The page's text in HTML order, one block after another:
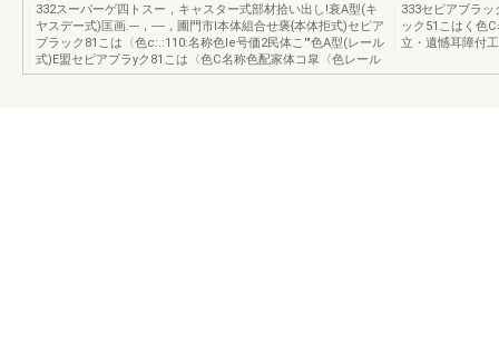
332スーパーゲ四トスー，キャスター式部材拾い出し!衰A型(キ
ヤスデー式)匡画.---，----，圃門市l本体組合せ褒{本体拒式)セピア
ブラック81こは〈色c:.:110:名称色le号価2民体こ'"色A型(レール
式)E盟セピアプラyク81こは〈色C名称色配家体コ皐〈色レール
333セピアブラ
ック51こはく色
立・遺憾耳障付